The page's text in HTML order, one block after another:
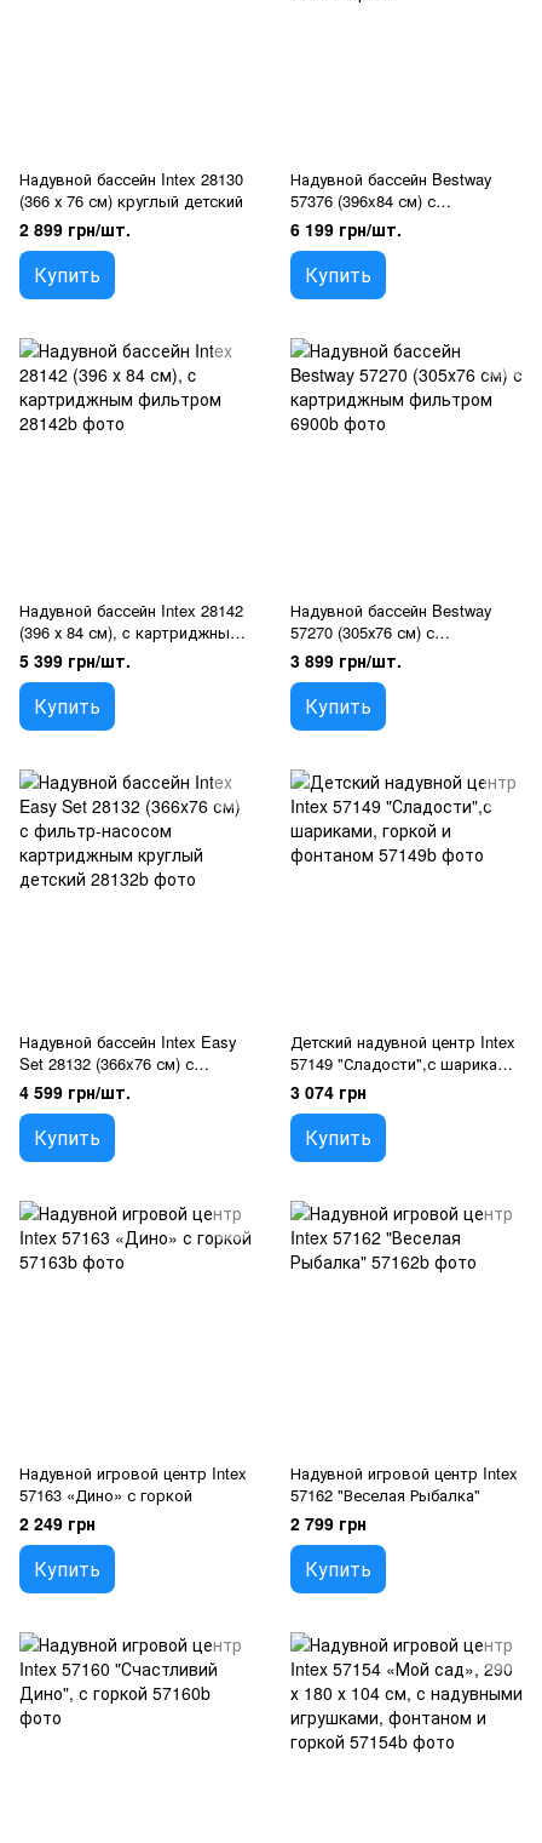
Надувной бассейн Intex 28130
(366 х 76 см) круглый детский
2 899 грн/шт.
Купить
Надувной бассейн Bestway
57376 (396x84 см) с
картриджным фильтром
6 199 грн/шт.
Купить
Надувной бассейн Intex 28142
(396 х 84 см), c картриджным
фильтром
5 399 грн/шт.
Купить
Надувной бассейн Bestway
57270 (305х76 см) с
картриджным фильтром
3 899 грн/шт.
Купить
Надувной бассейн Intex Easy
Set 28132 (366x76 см) с
фильтр-насосом
картриджным круглый
детский
4 599 грн/шт.
Купить
Детский надувной центр Intex
57149 "Сладости",с шариками,
горкой и фонтаном
3 074 грн
Купить
Надувной игровой центр Intex
57163 «Дино» с горкой
2 249 грн
Купить
Надувной игровой центр Intex
57162 "Веселая Рыбалка"
2 799 грн
Купить